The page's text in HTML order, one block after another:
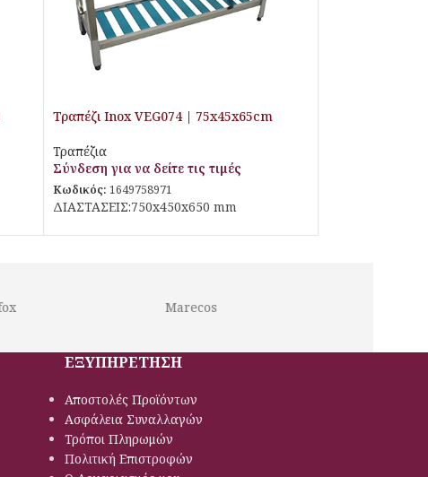
Τραπέζι Inox VEG074 | 75x45x65cm
Τραπέζια
Σύνδεση για να δείτε τις τιμές
Κωδικός: 1649758971
ΔΙΑΣΤΑΣΕΙΣ:750x450x650 mm
ΕΞΥΠΗΡΕΤΗΣΗ
Αποστολές Προϊόντων
Ασφάλεια Συναλλαγών
Τρόποι Πληρωμών
Πολιτική Eπιστροφών